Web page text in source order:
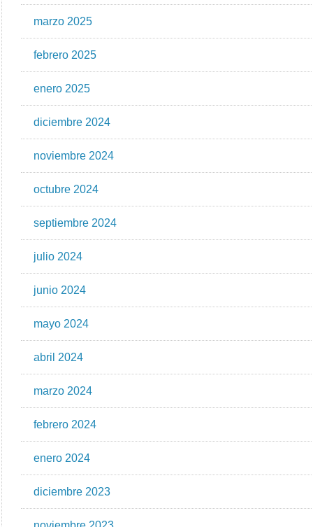
marzo 2025
febrero 2025
enero 2025
diciembre 2024
noviembre 2024
octubre 2024
septiembre 2024
julio 2024
junio 2024
mayo 2024
abril 2024
marzo 2024
febrero 2024
enero 2024
diciembre 2023